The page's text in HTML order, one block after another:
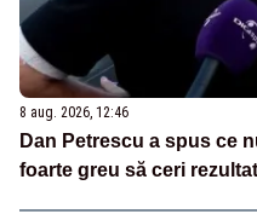
8 aug. 2026, 12:46
Dan Petrescu a spus ce
foarte greu să ceri